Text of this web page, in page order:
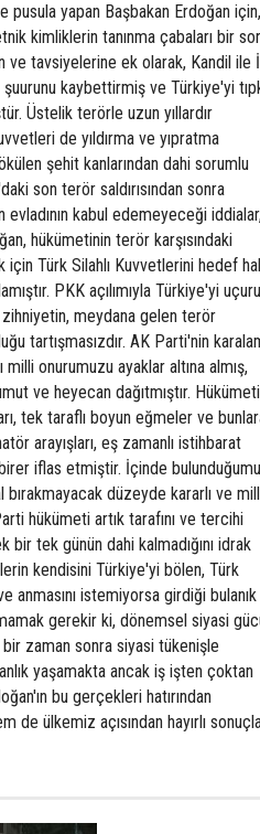
pusula yapan Başbakan Erdoğan için,
kimliklerin tanınma çabaları bir
tavsiyelerine ek olarak, Kandil ile
kaybettirmiş ve Türkiye'yi
Üstelik terörle uzun yıllardır
de yıldırma ve yıpratma
şehit kanlarından dahi sorumlu
son terör saldırısından sonra
evladının kabul edemeyeceği
hükümetinin terör karşısındaki
için Türk Silahlı Kuvvetlerini hedef
PKK açılımıyla Türkiye'yi
meydana gelen terör
tartışmasızdır. AK Parti'nin
onurumuzu ayaklar altına almış,
ve heyecan dağıtmıştır.
tek taraflı boyun eğmeler ve
arayışları, eş zamanlı istihbarat
iflas etmiştir. İçinde
düzeyde kararlı ve
hükümeti artık tarafını ve tercihi
tek günün dahi kalmadığını idrak
kendisini Türkiye'yi bölen, Türk
anmasını istemiyorsa girdiği
gerekir ki, dönemsel siyasi
zaman sonra siyasi tükenişle
yaşamakta ancak iş işten çoktan
bu gerçekleri hatırından
de ülkemiz açısından hayırlı